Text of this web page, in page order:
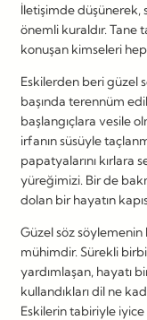
İletişimde düşünerek,
önemli kuraldır.
konuşan kimseleri
Eskilerden beri güzel
başında terennüm
başlangıçlara vesile
irfanın süsüyle
papatyalarını kırlara
yüreğimizi. Bir de
dolan bir hayatın
Güzel söz
mühimdir. Sürekli
yardımlaşan, hayatı
kullandıkları dil ne
Eskilerin tabiriyle